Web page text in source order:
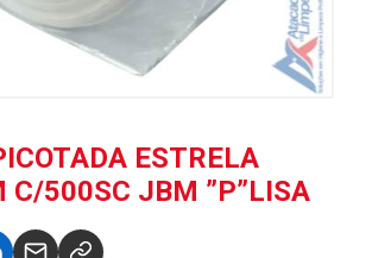
ESTRELA
C/500SC JBM ”P”LISA